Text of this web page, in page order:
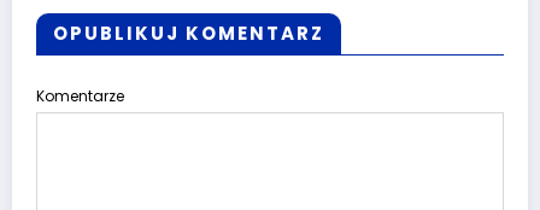
OPUBLIKUJ KOMENTARZ
Komentarze